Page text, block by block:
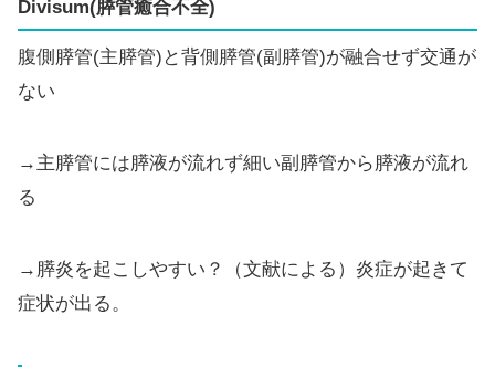
Divisum(膵管癒合不全)
腹側膵管(主膵管)と背側膵管(副膵管)が融合せず交通が
ない
→主膵管には膵液が流れず細い副膵管から膵液が流れ
る
→膵炎を起こしやすい？（文献による）炎症が起きて
症状が出る。